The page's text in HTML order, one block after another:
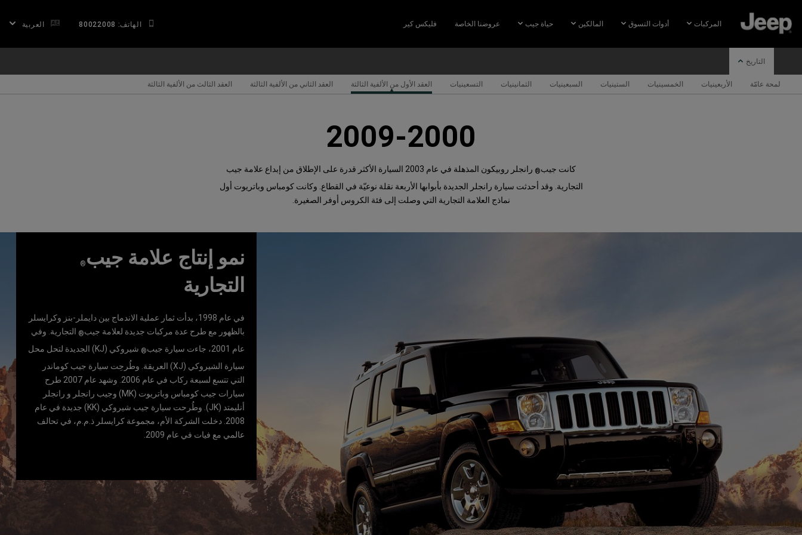
SKIP TO
MAIN
CONTENT
المركبات أدوات التسوق المالكين حياة جيب عروضنا الخاصة فليكس كير الهاتف: 80022008 العربية
التاريخ
لمحة عامّة الأربعينيات الخمسينيات الستينيات السبعينيات الثمانينيات التسعينيات العقد الأول من الألفية الثالثة العقد الثاني من الألفية الثالثة العقد الثالث من الألفية الثالثة
2009-2000
كانت جيب®
رانجلر روبيكون المذهلة في عام 2003 السيارة الأكثر قدرة على الإطلاق من إبداع علامة جيب
التجارية. وقد أحدثت سيارة رانجلر الجديدة بأبوابها الأربعة نقلة نوعيّة في القطاع. وكانت كومباس وباتريوت أول
نماذج العلامة التجارية التي وصلت إلى فئة الكروس أوفر الصغيرة.
نمو إنتاج علامة جيب ®
التجارية
في عام 1998، بدأت ثمار عملية الاندماج بين دايملر-بنز وكرايسلر
بالظهور مع طرح عدة مركبات جديدة لعلامة جيب® التجارية. وفي
عام 2001، جاءت سيارة جيب
®
شيروكي (KJ) الجديدة لتحل محل
سيارة الشيروكي (XJ) العريقة. وطُرحِت سيارة جيب كوماندر
التي تتسع لسبعة ركاب في عام 2006. وشهد عام 2007 طرح
سيارات جيب كومباس وباتريوت (MK) وجيب رانجلر و رانجلر
أنليمتد (JK). وطُرحت سيارة جيب شيروكي (KK) جديدة في عام
2008. دخلت الشركة الأم، مجموعة كرايسلر ذ.م.م، في تحالف
عالمي مع فيات في عام 2009.